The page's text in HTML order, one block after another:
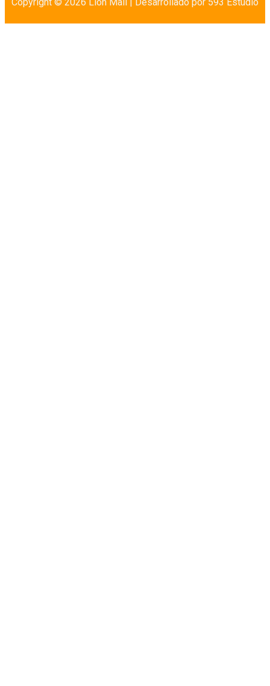
Copyright © 2026 Lion Mall | Desarrollado por 593 Estudio